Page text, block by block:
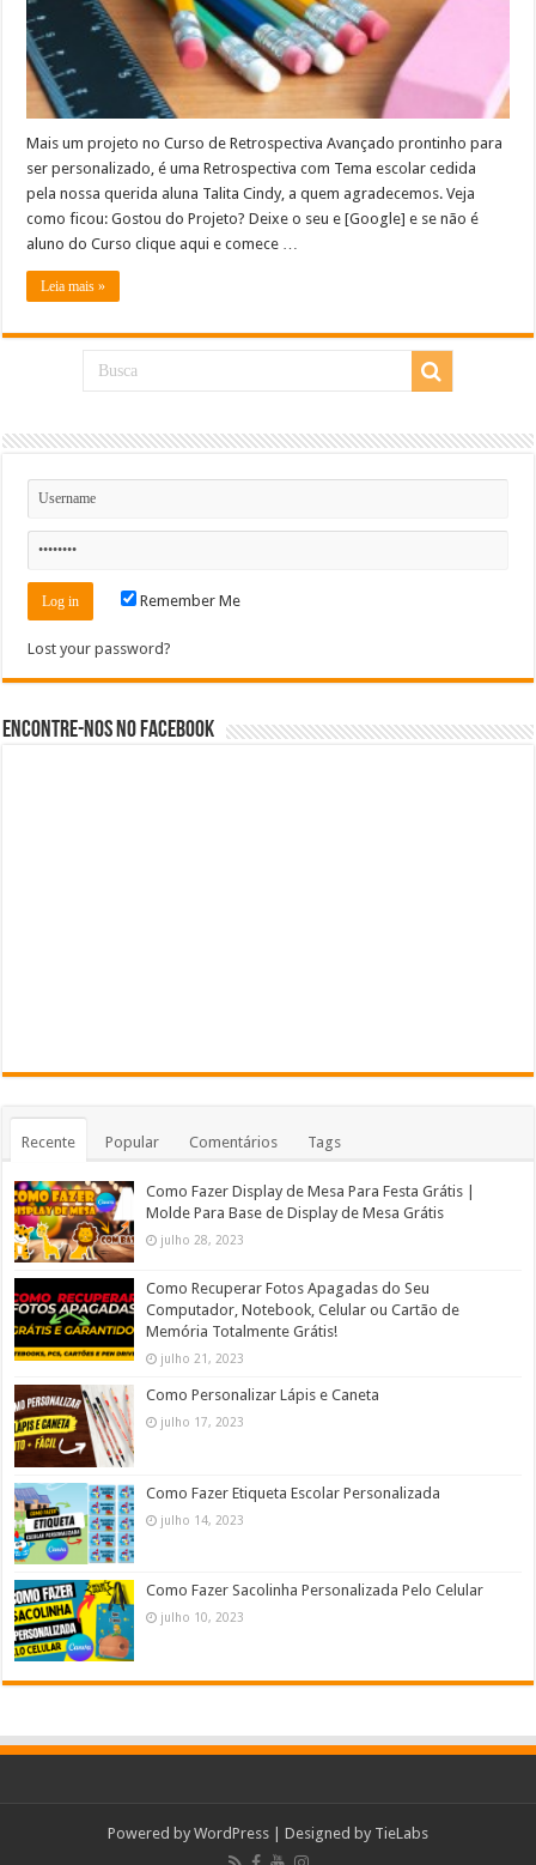
Mais um projeto no Curso de Retrospectiva Avançado prontinho para
ser personalizado, é uma Retrospectiva com Tema escolar cedida
pela nossa querida aluna Talita Cindy, a quem agradecemos. Veja
como ficou: Gostou do Projeto? Deixe o seu e [Google] e se não é
aluno do Curso clique aqui e comece …
Leia mais »
Remember Me
Lost your password?
Encontre-nos no Facebook
Recente Popular Comentários Tags
Como Fazer Display de Mesa Para Festa Grátis |
Molde Para Base de Display de Mesa Grátis
julho 28, 2023
Como Recuperar Fotos Apagadas do Seu
Computador, Notebook, Celular ou Cartão de
Memória Totalmente Grátis!
julho 21, 2023
Como Personalizar Lápis e Caneta
julho 17, 2023
Como Fazer Etiqueta Escolar Personalizada
julho 14, 2023
Como Fazer Sacolinha Personalizada Pelo Celular
julho 10, 2023
Powered by WordPress | Designed by TieLabs